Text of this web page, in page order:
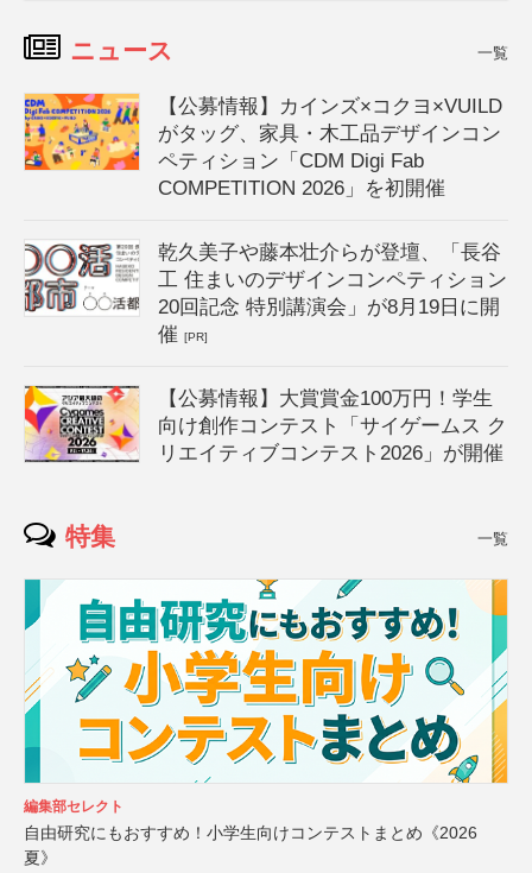
ニュース 一覧
【公募情報】カインズ×コクヨ×VUILD
がタッグ、家具・木工品デザインコン
ペティション「CDM Digi Fab
COMPETITION 2026」を初開催
乾久美子や藤本壮介らが登壇、「長谷
工 住まいのデザインコンペティション
20回記念 特別講演会」が8月19日に開
催[PR]
【公募情報】大賞賞金100万円！学生
向け創作コンテスト「サイゲームス ク
リエイティブコンテスト2026」が開催
特集 一覧
編集部セレクト
自由研究にもおすすめ！小学生向けコンテストまとめ《2026
夏》